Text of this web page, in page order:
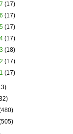
(17)
(17)
(17)
(17)
(18)
(17)
(17)